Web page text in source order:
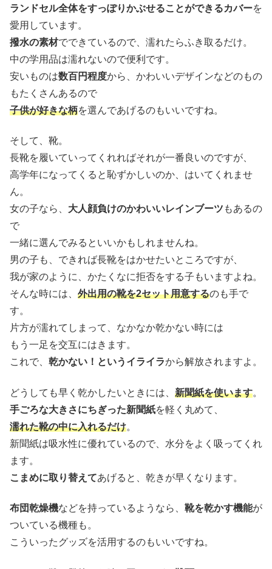
ランドセル全体をすっぽりかぶせることができるカバーを
愛用しています。
撥水の素材でできているので、濡れたらふき取るだけ。
中の学用品は濡れないので便利です。
安いものは数百円程度から、かわいいデザインなどのもの
もたくさんあるので
子供が好きな柄を選んであげるのもいいですね。
そして、靴。
長靴を履いていってくれればそれが一番良いのですが、
高学年になってくると恥ずかしいのか、はいてくれませ
ん。
女の子なら、 大人顔負けのかわいいレインブーツ もあるの
で
一緒に選んでみるといいかもしれませんね。
男の子も、できれば長靴をはかせたいところですが、
我が家のように、かたくなに拒否をする子もいますよね。
そんな時には、 外出用の靴を2セット用意するのも手で
す。
片方が濡れてしまって、なかなか乾かない時には
もう一足を交互にはきます。
これで、 乾かない！というイライラから解放されますよ。
どうしても早く乾かしたいときには、 新聞紙を使います。
手ごろな大きさにちぎった新聞紙を軽く丸めて、
濡れた靴の中に入れるだけ。
新聞紙は吸水性に優れているので、水分をよく吸ってくれ
ます。
こまめに取り替えてあげると、乾きが早くなります。
布団乾燥機などを持っているようなら、 靴を乾かす機能が
ついている機種も。
こういったグッズを活用するのもいいですね。